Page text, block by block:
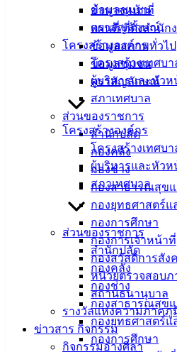
ข้อมูลชุมชน
ตราสัญลักษณ์
โครงสร้างองค์กร
โครงสร้างเทศบา
ผู้บริหารและหัวห
สภาเทศบาล
ส่วนของราชการ
สำนักปลัด
กองคลัง
กองช่าง
กองสาธารณสุข
กองยุทธศาสตร์
กองการศึกษา
กองการเจ้าหน้าที่
กองสวัสดิการสัง
หน่วยตรวจสอบภ
สถานธนานุบาล
รางวัลแห่งความภาคภู
ข่าวสาร กิจกรรม
กิจกรรมอ่างศิลา
อำนาจหน้าที่
แผนที่/ที่ตั้งสำนักง
ข้อมูลสภาพทั่วไป
ข้อมูลชุมชน
ตราสัญลักษณ์
โครงสร้างองค์กร
โครงสร้างเทศบา
ผู้บริหารและหัวห
สภาเทศบาล
ส่วนของราชการ
สำนักปลัด
กองคลัง
กองช่าง
กองสาธารณสุข
กองยุทธศาสตร์
กองการศึกษา
ภัยที่แอบแฝงจากการเ
ทำไมข้าวสารบรรจุถุ
23 ก.ย. 2568 เช่าห้องพักอาศัย…ให้ส
ผลการคัดเลือกจังหวั
ถิ่นที่ได้รับรางวัลท้องถิ่นที่มีศักยภาพ
18 ก.ย. 2568 รายการ เสียงจากใจไ
15 ก.ย. 2568 ข่าวสารสำนักงานคณ
ใช้ถุงพลาสติกปลอดภั
การโอนเงินงบประมา
ปีงบประมาณ พ.ศ.2568 ครั้งที่ 12/
ผลการคัดเลือกองค์ก
บริหารจัดการที่ดี ประจำปีงบประมา
ตำแหน่งงานว่าง สิงห
การแก้ไขเปลี่ยนแปล
ประจำปีงบประมาณ พ.ศ.2568 ครั้ง
10 ก.ย. 2568 เทศบัญญัติงบประมาณ
ปีงบประมาณ พ.ศ. 2569